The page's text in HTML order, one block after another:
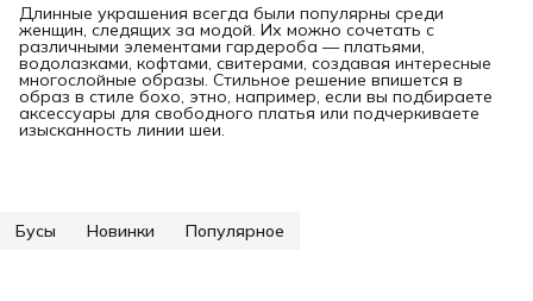
Длинные украшения всегда были популярны среди
женщин, следящих за модой. Их можно сочетать с
различными элементами гардероба — платьями,
водолазками, кофтами, свитерами, создавая интересные
многослойные образы. Стильное решение впишется в
образ в стиле бохо, этно, например, если вы подбираете
аксессуары для свободного платья или подчеркиваете
изысканность линии шеи.
Бусы Новинки Популярное